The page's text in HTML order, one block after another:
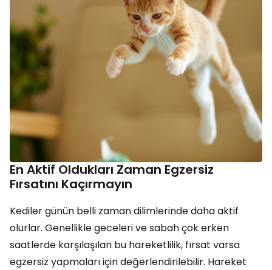
En Aktif Oldukları Zaman Egzersiz
Fırsatını Kaçırmayın
Kediler günün belli zaman dilimlerinde daha aktif
olurlar. Genellikle geceleri ve sabah çok erken
saatlerde karşılaşılan bu hareketlilik, fırsat varsa
egzersiz yapmaları için değerlendirilebilir. Hareket